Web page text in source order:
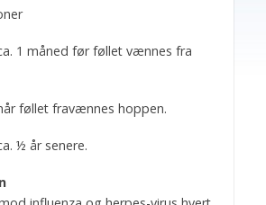
1 måned før føllet vænnes fra
føllet fravænnes hoppen.
½ år senere.